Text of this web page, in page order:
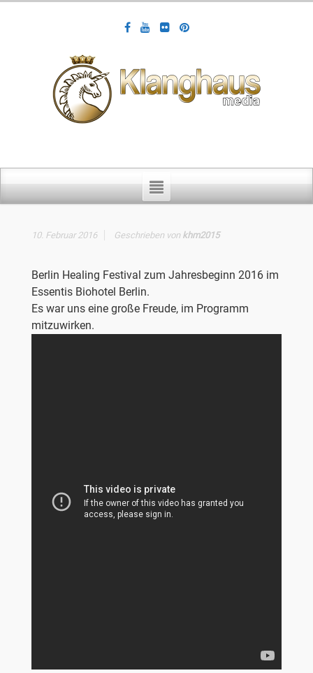
10. Februar 2016 Geschrieben von khm2015
Berlin Healing Festival zum Jahresbeginn 2016 im
Essentis Biohotel Berlin.
Es war uns eine große Freude, im Programm
mitzuwirken.